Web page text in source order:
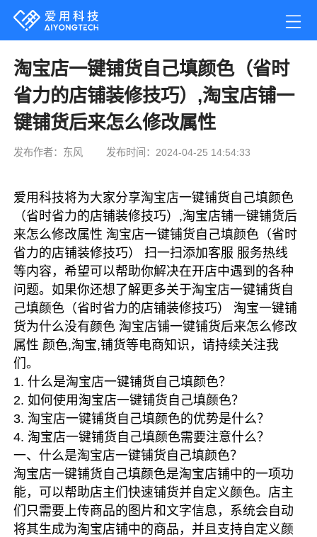
淘宝店一键铺货自己填颜色（省时
省力的店铺装修技巧）,淘宝店铺一
键铺货后来怎么修改属性
发布作者：东风 发布时间：2024-04-25 14:54:33
爱用科技将为大家分享淘宝店一键铺货自己填颜色
（省时省力的店铺装修技巧）,淘宝店铺一键铺货后
来怎么修改属性 淘宝店一键铺货自己填颜色（省时
省力的店铺装修技巧） 扫一扫添加客服 服务热线
等内容，希望可以帮助你解决在开店中遇到的各种
问题。如果你还想了解更多关于淘宝店一键铺货自
己填颜色（省时省力的店铺装修技巧） 淘宝一键铺
货为什么没有颜色 淘宝店铺一键铺货后来怎么修改
属性 颜色,淘宝,铺货等电商知识，请持续关注我
们。
1. 什么是淘宝店一键铺货自己填颜色？
2. 如何使用淘宝店一键铺货自己填颜色？
3. 淘宝店一键铺货自己填颜色的优势是什么？
4. 淘宝店一键铺货自己填颜色需要注意什么？
一、什么是淘宝店一键铺货自己填颜色？
淘宝店一键铺货自己填颜色是淘宝店铺中的一项功
能，可以帮助店主们快速铺货并自定义颜色。店主
们只需要上传商品的图片和文字信息，系统会自动
将其生成为淘宝店铺中的商品，并且支持自定义颜